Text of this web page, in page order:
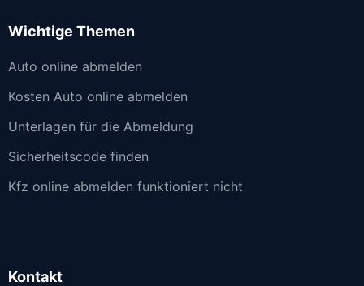
Wichtige Themen
Auto online abmelden
Kosten Auto online abmelden
Unterlagen für die Abmeldung
Sicherheitscode finden
Kfz online abmelden funktioniert nicht
Kontakt